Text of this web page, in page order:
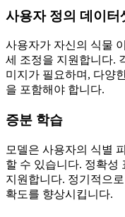
사용자 정의 데이터
사용자가 자신의 식물
세 조정을 지원합니다.
미지가 필요하며, 다양
을 포함해야 합니다.
증분 학습
모델은 사용자의 식별
할 수 있습니다. 정확성
지원합니다. 정기적으
확도를 향상시킵니다.